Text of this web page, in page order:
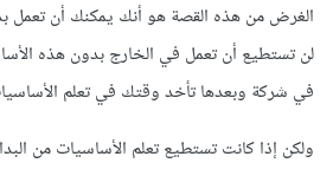
الغرض من هذه القصة هو أنك يمكنك أن تعمل
لن تستطيع أن تعمل في الخارج بدون هذه
في شركة وبعدها تأخد وقتك في تعلم
ولكن إذا كانت تستطيع تعلم الأساسيات من